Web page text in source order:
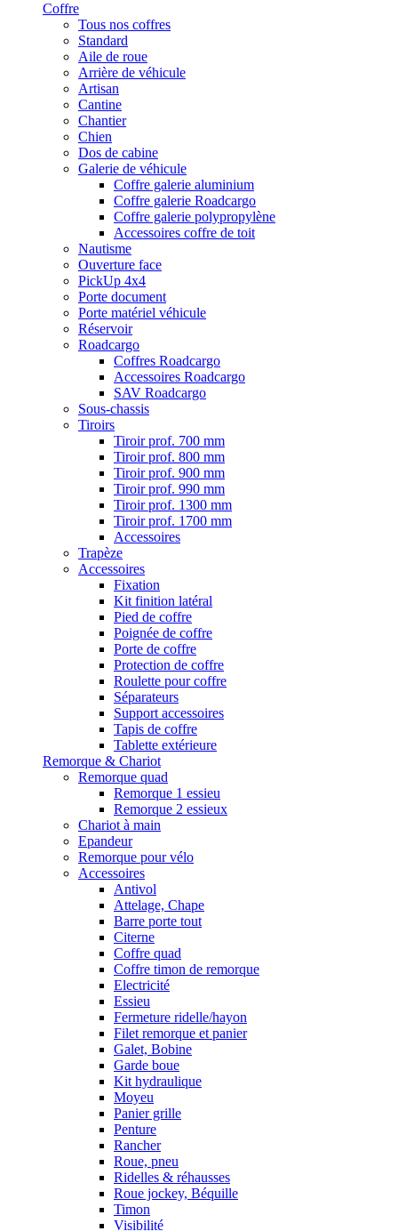
Coffre
Tous nos coffres
Standard
Aile de roue
Arrière de véhicule
Artisan
Cantine
Chantier
Chien
Dos de cabine
Galerie de véhicule
Coffre galerie aluminium
Coffre galerie Roadcargo
Coffre galerie polypropylène
Accessoires coffre de toit
Nautisme
Ouverture face
PickUp 4x4
Porte document
Porte matériel véhicule
Réservoir
Roadcargo
Coffres Roadcargo
Accessoires Roadcargo
SAV Roadcargo
Sous-chassis
Tiroirs
Tiroir prof. 700 mm
Tiroir prof. 800 mm
Tiroir prof. 900 mm
Tiroir prof. 990 mm
Tiroir prof. 1300 mm
Tiroir prof. 1700 mm
Accessoires
Trapèze
Accessoires
Fixation
Kit finition latéral
Pied de coffre
Poignée de coffre
Porte de coffre
Protection de coffre
Roulette pour coffre
Séparateurs
Support accessoires
Tapis de coffre
Tablette extérieure
Remorque & Chariot
Remorque quad
Remorque 1 essieu
Remorque 2 essieux
Chariot à main
Epandeur
Remorque pour vélo
Accessoires
Antivol
Attelage, Chape
Barre porte tout
Citerne
Coffre quad
Coffre timon de remorque
Electricité
Essieu
Fermeture ridelle/hayon
Filet remorque et panier
Galet, Bobine
Garde boue
Kit hydraulique
Moyeu
Panier grille
Penture
Rancher
Roue, pneu
Ridelles & réhausses
Roue jockey, Béquille
Timon
Visibilité